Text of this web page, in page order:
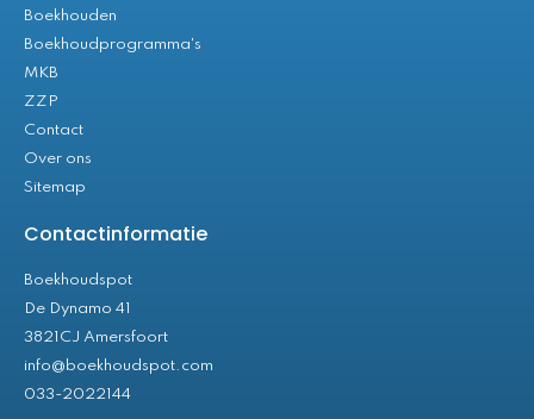
Boekhouden
Boekhoudprogramma's
MKB
ZZP
Contact
Over ons
Sitemap
Contactinformatie
Boekhoudspot
De Dynamo 41
3821CJ Amersfoort
info@boekhoudspot.com
033-2022144